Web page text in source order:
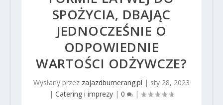
SPOŻYCIA, DBAJĄC
JEDNOCZEŚNIE O
ODPOWIEDNIE
WARTOŚCI ODŻYWCZE?
Wysłany przez zajazdbumerang.pl | sty 28, 2023
| Catering i imprezy| 0 |